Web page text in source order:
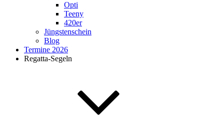
Opti
Teeny
420er
Jüngstenschein
Blog
Termine 2026
Regatta-Segeln